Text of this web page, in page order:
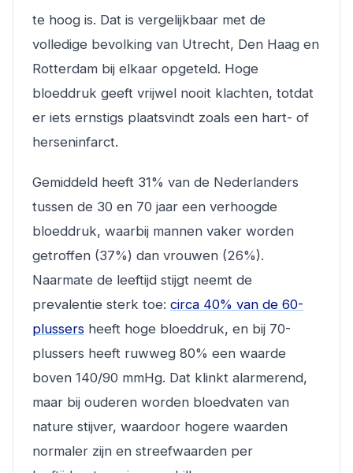
te hoog is. Dat is vergelijkbaar met de
volledige bevolking van Utrecht, Den Haag en
Rotterdam bij elkaar opgeteld. Hoge
bloeddruk geeft vrijwel nooit klachten, totdat
er iets ernstigs plaatsvindt zoals een hart- of
herseninfarct.
Gemiddeld heeft 31% van de Nederlanders
tussen de 30 en 70 jaar een verhoogde
bloeddruk, waarbij mannen vaker worden
getroffen (37%) dan vrouwen (26%).
Naarmate de leeftijd stijgt neemt de
prevalentie sterk toe: circa 40% van de 60-
plussers heeft hoge bloeddruk, en bij 70-
plussers heeft ruwweg 80% een waarde
boven 140/90 mmHg. Dat klinkt alarmerend,
maar bij ouderen worden bloedvaten van
nature stijver, waardoor hogere waarden
normaler zijn en streefwaarden per